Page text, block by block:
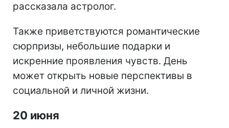
рассказала астролог.
Также приветствуются романтические
сюрпризы, небольшие подарки и
искренние проявления чувств. День
может открыть новые перспективы в
социальной и личной жизни.
20 июня